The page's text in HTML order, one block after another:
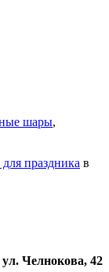
шары,
для праздника в
Челнокова, 42